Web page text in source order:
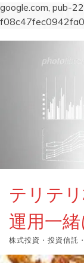
google.com, pub-
f08c47fec0942fa0
テリテ
運用一
株式投資・投資信託